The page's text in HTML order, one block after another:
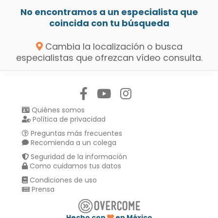
No encontramos a un especialista que
coincida con tu búsqueda
Cambia la localización o busca
especialistas que ofrezcan vídeo consulta.
Quiénes somos
Política de privacidad
Preguntas más frecuentes
Recomienda a un colega
Seguridad de la información
Como cuidamos tus datos
Condiciones de uso
Prensa